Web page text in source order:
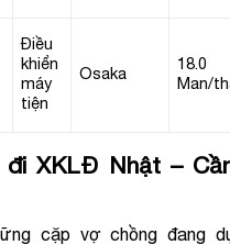
Điều
khiển
máy
tiện
Osaka
18.0
Man/
đi XKLĐ Nhật –
cặp vợ chồng đang